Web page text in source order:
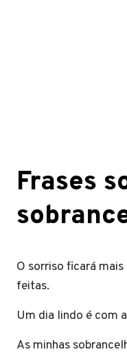
Frases
O sorriso ficará
feitas.
Um dia lindo é com
As minhas